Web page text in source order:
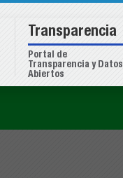
Transparencia
Portal de
Transparencia y Datos
Abiertos